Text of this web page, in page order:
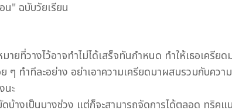
ยที่วางไว้อาจทำไม่ได้เสร็จทันกำหนด ทำให้เธอเครีย
ทำทีละอย่าง อย่าเอาความเครียดมาผสมรวมกับคว
นะ
บ้างเป็นบางช่วง แต่ก็จะสามารถจัดการได้ตลอด ทริคแ